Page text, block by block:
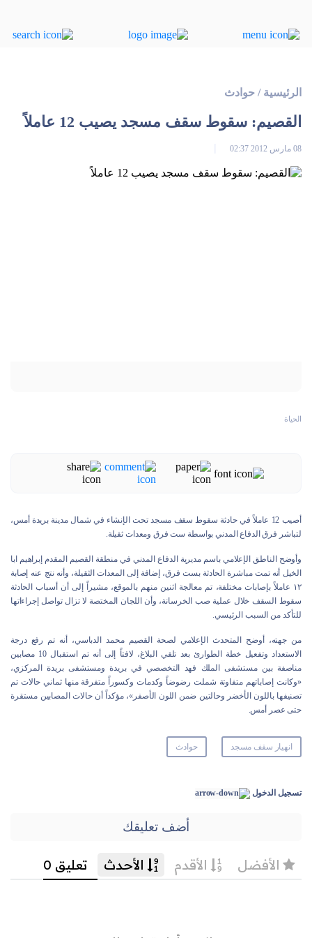
الرئيسية / حوادث
القصيم: سقوط سقف مسجد يصيب 12 عاملاً
08 مارس 2012 02:37
الحياة
أصيب 12 عاملاً في حادثة سقوط سقف مسجد تحت الإنشاء في شمال مدينة بريدة أمس،
لتباشر فرق الدفاع المدني بواسطة ست فرق ومعدات ثقيلة.
وأوضح الناطق الإعلامي باسم مديرية الدفاع المدني في منطقة القصيم المقدم إبراهيم ابا
الخيل أنه تمت مباشرة الحادثة بست فرق، إضافة إلى المعدات الثقيلة، وأنه نتج عنه إصابة
١٢ عاملاً بإصابات مختلفة، تم معالجة اثنين منهم بالموقع، مشيراً إلى أن أسباب الحادثة
سقوط السقف خلال عملية صب الخرسانة، وأن اللجان المختصة لا تزال تواصل إجراءاتها
للتأكد من السبب الرئيسي.
من جهته، أوضح المتحدث الإعلامي لصحة القصيم محمد الدباسي، أنه تم رفع درجة
الاستعداد وتفعيل خطة الطوارئ بعد تلقي البلاغ، لافتاً إلى أنه تم استقبال 10 مصابين
مناصفة بين مستشفى الملك فهد التخصصي في بريدة ومستشفى بريدة المركزي،
«وكانت إصاباتهم متفاوتة شملت رضوضاً وكدمات وكسوراً متفرقة منها ثماني حالات تم
تصنيفها باللون الأخضر وحالتين ضمن اللون الأصفر»، مؤكداً أن حالات المصابين مستقرة
حتى عصر أمس.
انهيار سقف مسجد حوادث
تسجيل الدخول
أضف تعليقك